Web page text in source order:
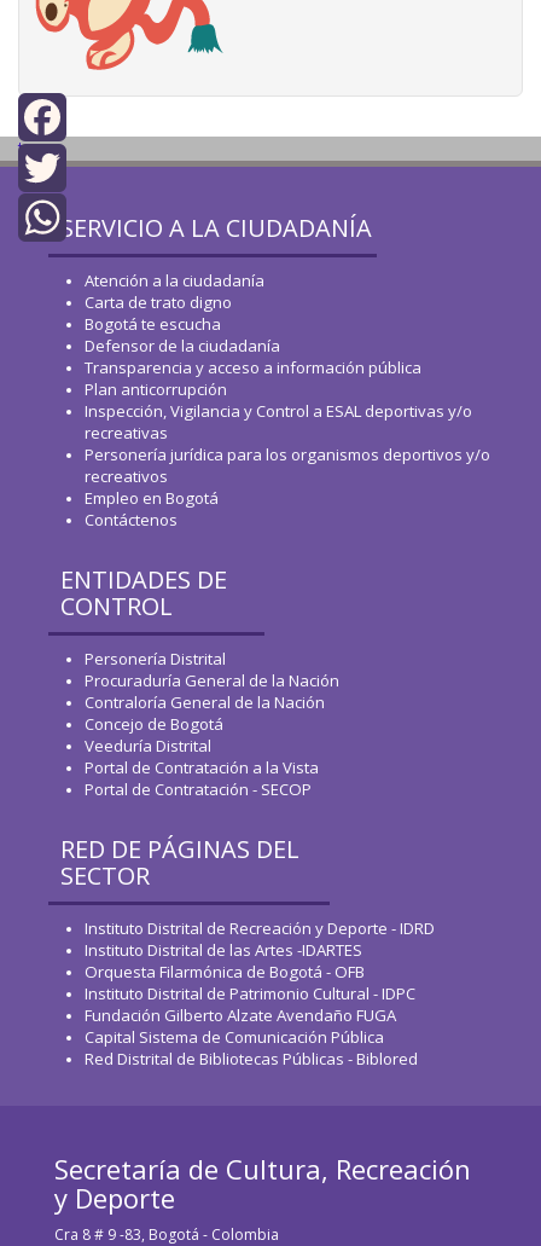
Facebook
Twitter
WhatsApp
top
SERVICIO A LA CIUDADANÍA
Atención a la ciudadanía
Carta de trato digno
Bogotá te escucha
Defensor de la ciudadanía
Transparencia y acceso a información pública
Plan anticorrupción
Inspección, Vigilancia y Control a ESAL deportivas y/o
recreativas
Personería jurídica para los organismos deportivos y/o
recreativos
Empleo en Bogotá
Contáctenos
ENTIDADES DE
CONTROL
Personería Distrital
Procuraduría General de la Nación
Contraloría General de la Nación
Concejo de Bogotá
Veeduría Distrital
Portal de Contratación a la Vista
Portal de Contratación - SECOP
RED DE PÁGINAS DEL
SECTOR
Instituto Distrital de Recreación y Deporte - IDRD
Instituto Distrital de las Artes -IDARTES
Orquesta Filarmónica de Bogotá - OFB
Instituto Distrital de Patrimonio Cultural - IDPC
Fundación Gilberto Alzate Avendaño FUGA
Capital Sistema de Comunicación Pública
Red Distrital de Bibliotecas Públicas - Biblored
Secretaría de Cultura, Recreación
y Deporte
Cra 8 # 9 -83, Bogotá - Colombia